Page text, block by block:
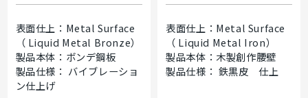
表面仕上：Metal Surface
（ Liquid Metal Bronze）
製品本体：ボンデ鋼板
製品仕様： バイブレーショ
ン仕上げ
表面仕上：Metal Surface
（ Liquid Metal Iron）
製品本体：木製創作腰壁
製品仕様： 鉄黒皮 仕上